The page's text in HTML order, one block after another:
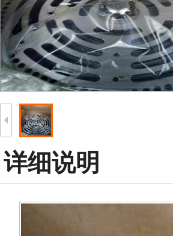
详细说明